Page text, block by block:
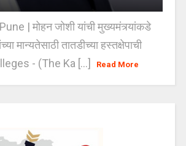
| मोहन जोशी यांची मुख्यमंत्र्यांकडे
मान्यतेसाठी तातडीच्या हस्तक्षेपाची
- (The Ka [...]
Read More